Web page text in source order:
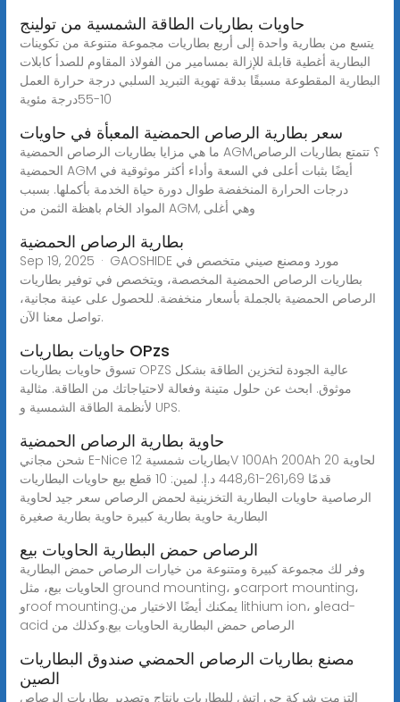
حاويات بطاريات الطاقة الشمسية من تولينج
يتسع من بطارية واحدة إلى أربع بطاريات مجموعة متنوعة من تكوينات
البطارية أغطية قابلة للإزالة بمسامير من الفولاذ المقاوم للصدأ كابلات
البطارية المقطوعة مسبقًا بدقة تهوية التبريد السلبي درجة حرارة العمل
10-55درجة مئوية
سعر بطارية الرصاص الحمضية المعبأة في حاويات
ما هي مزايا بطاريات الرصاص الحمضية AGM؟ تتمتع بطاريات الرصاص
الحمضية AGM أيضًا بثبات أعلى في السعة وأداء أكثر موثوقية في
درجات الحرارة المنخفضة طوال دورة حياة الخدمة بأكملها. بسبب
المواد الخام باهظة الثمن من AGM, وهي أغلى
بطارية الرصاص الحمضية
Sep 19, 2025 · GAOSHIDE مورد ومصنع صيني متخصص في
بطاريات الرصاص الحمضية المخصصة، ويتخصص في توفير بطاريات
الرصاص الحمضية بالجملة بأسعار منخفضة. للحصول على عينة مجانية،
تواصل معنا الآن.
حاويات بطاريات OPzs
تسوق حاويات بطاريات OPZS عالية الجودة لتخزين الطاقة بشكل
موثوق. ابحث عن حلول متينة وفعالة لاحتياجاتك من الطاقة. مثالية
لأنظمة الطاقة الشمسية و UPS.
حاوية بطارية الرصاص الحمضية
شحن مجاني E-Nice بطاريات شمسية 12V 100Ah 200Ah لحاوية 20
قدمًا ‏261٫69-‏448٫61 د.إ.‏ لمين: 10 قطع بيع حاويات البطاريات
الرصاصية حاويات البطارية التخزينية لحمض الرصاص سعر جيد لحاوية
البطارية حاوية بطارية كبيرة حاوية بطارية صغيرة
الرصاص حمض البطارية الحاويات بيع
وفر لك مجموعة كبيرة ومتنوعة من خيارات الرصاص حمض البطارية
الحاويات بيع، مثل ground mounting، وcarport mounting،
وroof mounting.يمكنك أيضًا الاختيار من lithium ion، وlead-
acid الرصاص حمض البطارية الحاويات بيع.وكذلك من
مصنع بطاريات الرصاص الحمضي صندوق البطاريات
الصين
التزمت شركة جي إتش للبطاريات بإنتاج وتصدير بطاريات الرصاص